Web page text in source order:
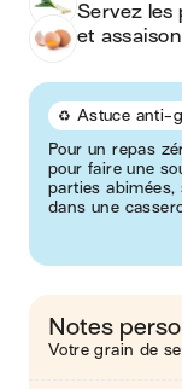
Servez les
et
♻️ Astuce anti-
Pour un repas
pour faire une
parties abimées,
dans une
Notes perso
Votre grain de